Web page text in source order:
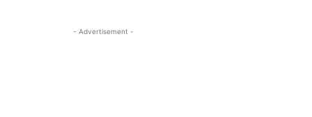
- Advertisement -